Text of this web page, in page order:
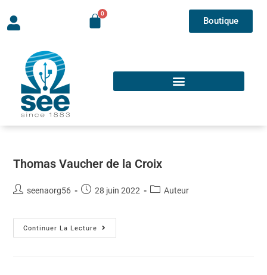
Boutique
Thomas Vaucher de la Croix
seenaorg56 28 juin 2022 Auteur
Continuer La Lecture